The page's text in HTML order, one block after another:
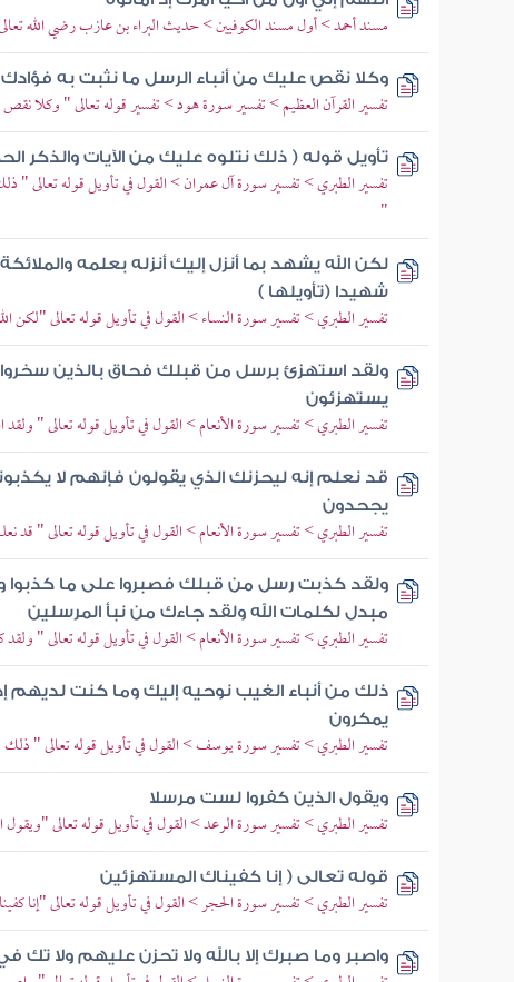
مسند أحمد > أول مسند الكوفيين > حديث البراء بن عازب رضي الله
وكلا نقص عليك من أنباء الرسل ما نثبت به فؤادك
تفسير القرآن العظيم > تفسير سورة هود > تفسير قوله تعالى " وكلا
تأويل قوله ( ذلك نتلوه عليك من الآيات والذكر
تفسير الطبري > تفسير سورة آل عمران > القول في تأويل قوله تعالى "
"
لكن الله يشهد بما أنزل إليك أنزله بعلمه
شهيدا (تأويلها )
تفسير الطبري > تفسير سورة النساء > القول في تأويل قوله تعالى "لكن
ولقد استهزئ برسل من قبلك فحاق بالذين
يستهزئون
تفسير الطبري > تفسير سورة الأنعام > القول في تأويل قوله تعالى "
قد نعلم إنه ليحزنك الذي يقولون فإنهم لا
يجحدون
تفسير الطبري > تفسير سورة الأنعام > القول في تأويل قوله تعالى " قد
ولقد كذبت رسل من قبلك فصبروا على ما كذبوا
مبدل لكلمات الله ولقد جاءك من نبأ المرسلين
تفسير الطبري > تفسير سورة الأنعام > القول في تأويل قوله تعالى "
ذلك من أنباء الغيب نوحيه إليك وما كنت لديهم
يمكرون
تفسير الطبري > تفسير سورة يوسف > القول في تأويل قوله تعالى " ذلك
ويقول الذين كفروا لست مرسلا
تفسير الطبري > تفسير سورة الرعد > القول في تأويل قوله تعالى
قوله تعالى ( إنا كفيناك المستهزئين
تفسير الطبري > تفسير سورة الحجر > القول في تأويل قوله تعالى "إنا
واصبر وما صبرك إلا بالله ولا تحزن عليهم ولا